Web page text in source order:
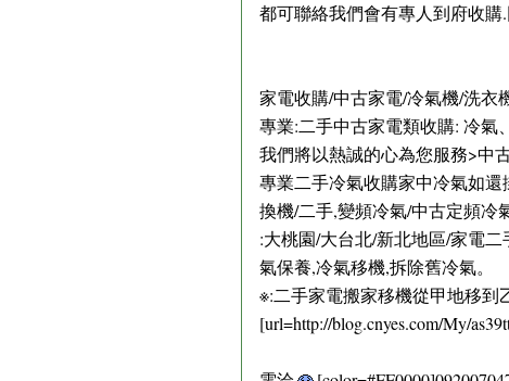
都可聯絡我們會有專人到府收
家電收購/中古家電/冷氣機/洗
專業:二手中古家電類收購: 冷氣
我們將以熱誠的心為您服務>中
專業二手冷氣收購家中冷氣如
換機/二手,變頻冷氣/中古定頻冷
:大桃園/大台北/新北地區/家電
氣保養,冷氣移機,拆除舊冷氣。
※:二手家電搬家移機從甲地移到
[url=http://blog.cnyes.com/My/